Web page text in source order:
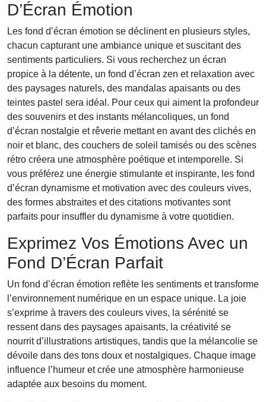
D’Écran Émotion
Les fond d’écran émotion se déclinent en plusieurs styles,
chacun capturant une ambiance unique et suscitant des
sentiments particuliers. Si vous recherchez un écran
propice à la détente, un fond d’écran zen et relaxation avec
des paysages naturels, des mandalas apaisants ou des
teintes pastel sera idéal. Pour ceux qui aiment la profondeur
des souvenirs et des instants mélancoliques, un fond
d’écran nostalgie et rêverie mettant en avant des clichés en
noir et blanc, des couchers de soleil tamisés ou des scènes
rétro créera une atmosphère poétique et intemporelle. Si
vous préférez une énergie stimulante et inspirante, les fond
d’écran dynamisme et motivation avec des couleurs vives,
des formes abstraites et des citations motivantes sont
parfaits pour insuffler du dynamisme à votre quotidien.
Exprimez Vos Émotions Avec un
Fond D’Écran Parfait
Un fond d’écran émotion reflète les sentiments et transforme
l’environnement numérique en un espace unique. La joie
s’exprime à travers des couleurs vives, la sérénité se
ressent dans des paysages apaisants, la créativité se
nourrit d’illustrations artistiques, tandis que la mélancolie se
dévoile dans des tons doux et nostalgiques. Chaque image
influence l’humeur et crée une atmosphère harmonieuse
adaptée aux besoins du moment.